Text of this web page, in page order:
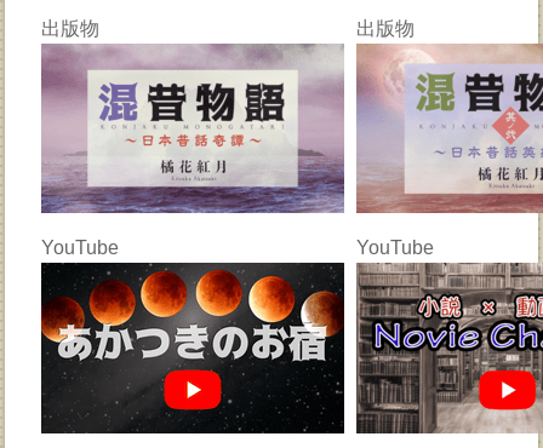
出版物 出版物
YouTube YouTube